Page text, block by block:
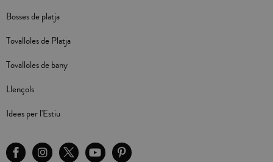
Bosses de platja
Tovalloles de Platja
Tovalloles de bany
Llençols
Idees per l'Estiu